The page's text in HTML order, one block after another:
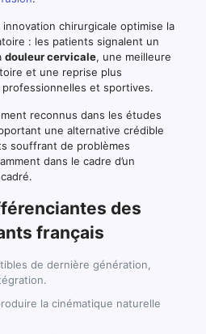
chirurgicale optimise la
: les patients signalent un
douleur cervicale, une meilleure
et une reprise plus
et sportives.
reconnus dans les études
une alternative crédible
souffrant de problèmes
dans le cadre d’un
des
français
de dernière génération,
la cinématique naturelle